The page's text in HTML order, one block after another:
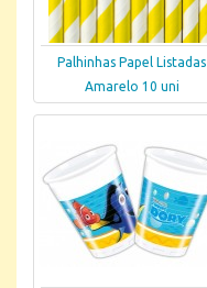
Palhinhas Papel Listadas
Amarelo 10 uni